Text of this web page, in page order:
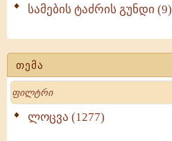
თემა
Search
ლოცვა (1277)
სამების ტაძრის გუნდი (9)